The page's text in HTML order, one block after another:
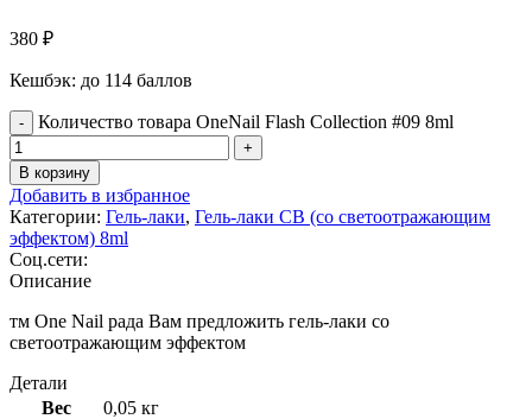
380 ₽
Кешбэк: до 114 баллов
Количество товара OneNail Flash Collection #09 8ml
В корзину
Добавить в избранное
Категории: Гель-лаки, Гель-лаки СВ (со светоотражающим
эффектом) 8ml
Соц.сети:
Описание
тм One Nail рада Вам предложить гель-лаки со
светоотражающим эффектом
Детали
Вес
0,05 кг